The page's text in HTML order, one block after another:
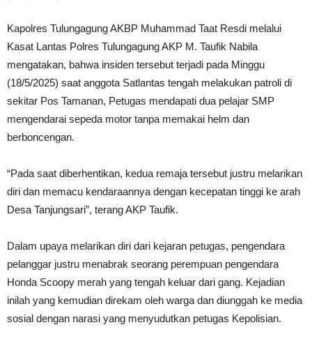
Kapolres Tulungagung AKBP Muhammad Taat Resdi melalui
Kasat Lantas Polres Tulungagung AKP M. Taufik Nabila
mengatakan, bahwa insiden tersebut terjadi pada Minggu
(18/5/2025) saat anggota Satlantas tengah melakukan patroli di
sekitar Pos Tamanan, Petugas mendapati dua pelajar SMP
mengendarai sepeda motor tanpa memakai helm dan
berboncengan.
“Pada saat diberhentikan, kedua remaja tersebut justru melarikan
diri dan memacu kendaraannya dengan kecepatan tinggi ke arah
Desa Tanjungsari”, terang AKP Taufik.
Dalam upaya melarikan diri dari kejaran petugas, pengendara
pelanggar justru menabrak seorang perempuan pengendara
Honda Scoopy merah yang tengah keluar dari gang. Kejadian
inilah yang kemudian direkam oleh warga dan diunggah ke media
sosial dengan narasi yang menyudutkan petugas Kepolisian.